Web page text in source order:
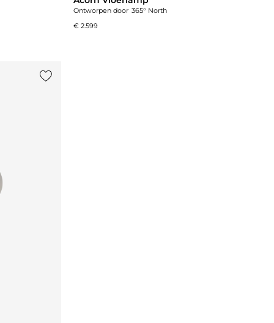
Ontworpen door 365° North
€ 2.599